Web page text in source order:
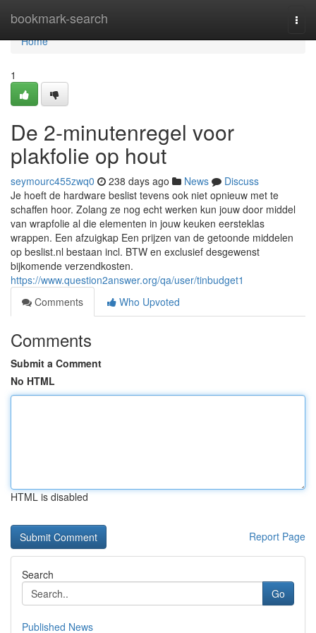
bookmark-search
Home
Home
1
De 2-minutenregel voor
plakfolie op hout
seymourc455zwq0 238 days ago News
Discuss
Je hoeft de hardware beslist tevens ook niet opnieuw met te
schaffen hoor. Zolang ze nog echt werken kun jouw door middel
van wrapfolie al die elementen in jouw keuken eersteklas
wrappen. Een afzuigkap Een prijzen van de getoonde middelen
op beslist.nl bestaan incl. BTW en exclusief desgewenst
bijkomende verzendkosten.
https://www.question2answer.org/qa/user/tinbudget1
Comments
Who Upvoted
Comments
Submit a Comment
No HTML
HTML is disabled
Report Page
Search
Go
Published News